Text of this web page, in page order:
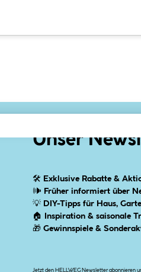
Unser
🛠 Exklusive Rabatte &
🕪 Früher informiert über
💡 DIY-Tipps für Haus,
🏠
Inspiration & saisonale
🎁Gewinnspiele &
Jetzt den HELLWEG Newsletter abonnieren